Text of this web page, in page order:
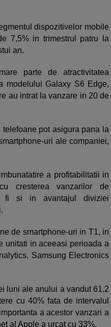
dispozitivelor mobile
7,5% in trimestrul patru la
an.
parte de atractivitatea
modelului Galaxy S6 Edge,
au intrat la vanzare in 20 de
pot asigura pana la
uri ale companiei,
a profitabilitatii in
cresterea vanzarilor de
fi si in avantajul diviziei
de smartphone-uri in T1, in
unitati in aceeasi perioada a
Samsung Electronics
luni ale anului a vandut 61,2
cu 40% fata de intervalul
a acestor vanzari a
al Apple a urcat cu 33%.